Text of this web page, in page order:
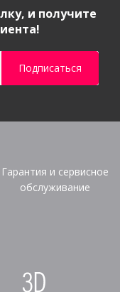
и получите
Гарантия и сервисное
обслуживание